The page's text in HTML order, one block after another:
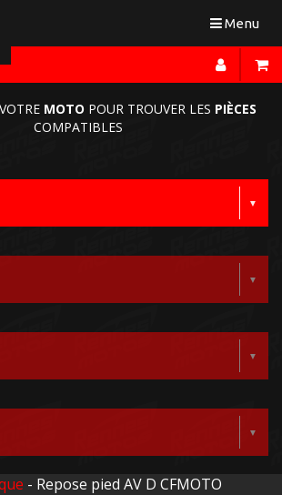
Toggle
Menu
MOTO POUR TROUVER LES PIÈCES
COMPATIBLES
- Repose pied AV D CFMOTO